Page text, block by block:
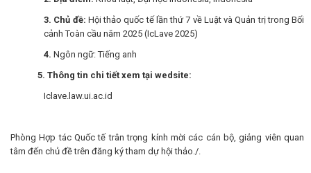
3. Chủ đề: Hội thảo quốc tế lần thứ 7 về Luật và Quản trị trong Bối
cảnh Toàn cầu năm 2025 (IcLave 2025)
4. Ngôn ngữ: Tiếng anh
5. Thông tin chi tiết xem tại wedsite:
Iclave.law.ui.ac.id
Phòng Hợp tác Quốc tế trân trọng kính mời các cán bộ, giảng viên quan
tâm đến chủ đề trên đăng ký tham dự hội thảo./.